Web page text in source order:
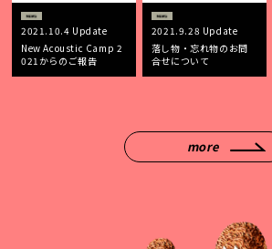
2021.10.4 Update
New Acoustic Camp 2
021からのご報告
2021.9.28 Update
落し物・忘れ物のお問
合せについて
more